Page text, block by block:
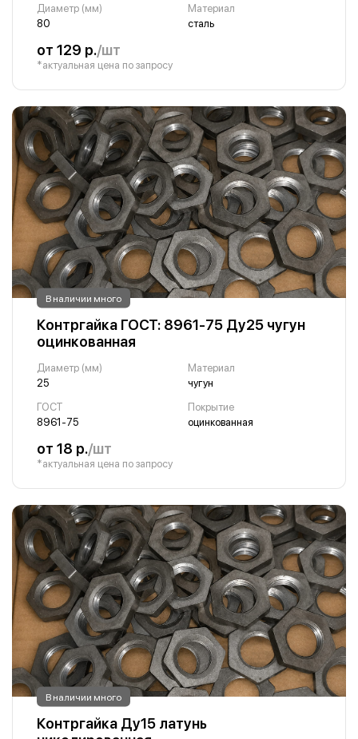
Диаметр (мм)
80
Материал
сталь
от 129 р./шт
*актуальная цена по запросу
В наличии много
Контргайка ГОСТ: 8961-75 Ду25 чугун
оцинкованная
Диаметр (мм)
25
Материал
чугун
ГОСТ
8961-75
Покрытие
оцинкованная
от 18 р./шт
*актуальная цена по запросу
В наличии много
Контргайка Ду15 латунь